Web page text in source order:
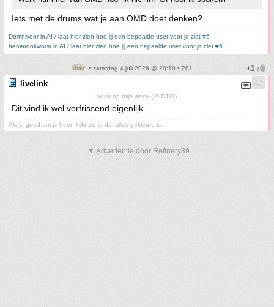
Iets met de drums wat je aan OMD doet denken?
Domnivoor in AI / laat hier zien hoe jij een bepaalde user voor je ziet #6
hemarookworst in AI / laat hier zien hoe jij een bepaalde user voor je ziet #6
• zaterdag 4 juli 2026 @ 20:18 • 281
livelink
keek op mijn week ( © DJ11)
Dit vind ik wel verfrissend eigenlijk.
Als je goed om je heen kijkt zie je dat alles gekleurd is.
▼ Advertentie door Refinery89